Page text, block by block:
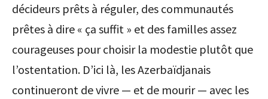
décideurs prêts à réguler, des communautés
prêtes à dire « ça suffit » et des familles assez
courageuses pour choisir la modestie plutôt que
l’ostentation. D’ici là, les Azerbaïdjanais
continueront de vivre — et de mourir — avec les